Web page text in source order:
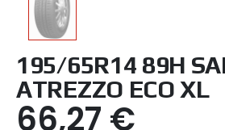
195/65R14 89H
ATREZZO ECO XL
66,27 €